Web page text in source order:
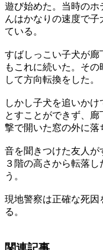
遊び始めた。当時のホ
んはかなりの速度で
ている。
すばしっこい子犬が
もこれに続いた。そ
して方向転換をした。
しかし子犬を追いか
とすことができず、
撃で開いた窓の外に落
音を聞きつけた友人が
３階の高さから転落
う。
現地警察は正確な死
る。